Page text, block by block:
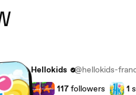
Hellokids
@hellokids-
117followers 1